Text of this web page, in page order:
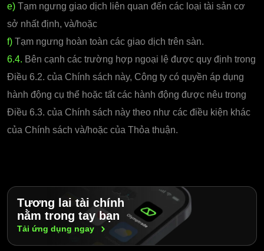
e) Tạm ngưng giao dịch liên quan đến các loại tài sản cơ
sở nhất định, và/hoặc
f) Tạm ngưng hoàn toàn các giao dịch trên sàn.
6.4. Bên cạnh các trường hợp ngoại lệ được quy định trong
Điều 6.2. của Chính sách này, Công ty có quyền áp dụng
hành động cụ thể hoặc tất các hành động được nêu trong
Điều 6.3. của Chính sách này theo như các điều kiện khác
của Chính sách và/hoặc của Thỏa thuận.
Tương lai tài chính
nằm trong tay bạn
Tải ứng dụng ngay